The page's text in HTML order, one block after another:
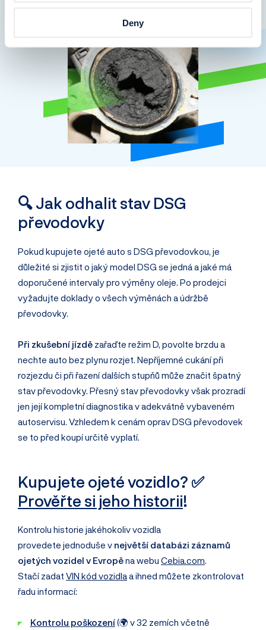
Deny
🔍 Jak odhalit stav DSG
převodovky
Pokud kupujete ojeté auto s DSG převodovkou, je
důležité si zjistit o jaký model DSG se jedná a jaké má
doporučené intervaly pro výměny oleje. Po prodejci
vyžadujte doklady o všech výměnách a údržbě
převodovky.
Při zkušební jízdě zařaďte režim D, povolte brzdu a
nechte auto bez plynu rozjet. Nepříjemné cukání při
rozjezdu či při řazení dalších stupňů může značit špatný
stav převodovky. Přesný stav převodovky však prozradí
jen její kompletní diagnostika v adekvátně vybaveném
autoservisu. Vzhledem k cenám oprav DSG převodovek
se to před koupí určitě vyplatí.
Kupujete ojeté vozidlo? ✅
Prověřte si jeho historii!
Kontrolu historie jakéhokoliv vozidla
provedete jednoduše v největší databázi záznamů
ojetých vozidel v Evropěna webu Cebia.com.
Stačí zadat VIN kód vozidlaa ihned můžete zkontrolovat
řadu informací:
Kontrolu poškození(🌍 v 32 zemích včetně